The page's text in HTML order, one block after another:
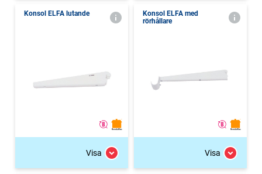
Konsol ELFA lutande
Visa
Konsol ELFA med
rörhållare
Visa